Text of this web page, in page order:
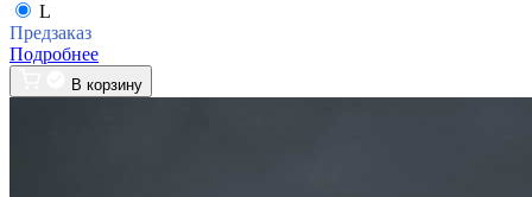
L
Предзаказ
Подробнее
В корзину